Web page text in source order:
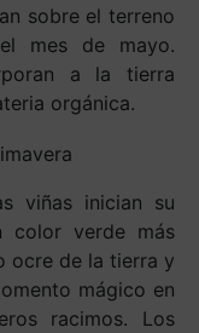
sobre el terreno
mes de mayo.
a la tierra
orgánica.
viñas inician su
color verde más
ocre de la tierra y
mágico en
racimos. Los